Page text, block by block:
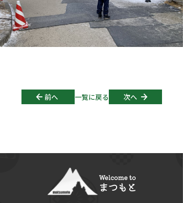
Post navigation
前へ 一覧に戻る 次へ